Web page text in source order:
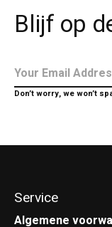
Blijf op
Don’t worry, we won’t
Service
Algemene